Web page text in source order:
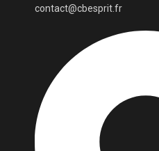
contact@cbesprit.fr